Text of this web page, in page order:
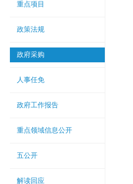
重点项目
政策法规
政府采购
人事任免
政府工作报告
重点领域信息公开
五公开
解读回应